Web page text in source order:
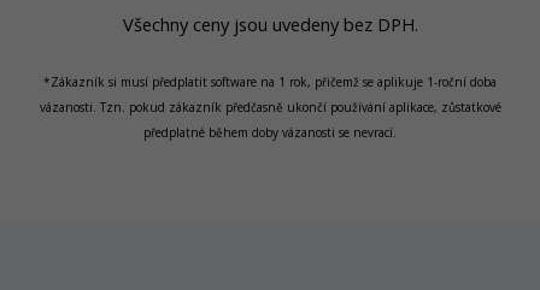
Všechny ceny jsou uvedeny bez DPH.
*Zákazník si musí předplatit software na 1 rok, přičemž se aplikuje 1-roční doba
vázanosti. Tzn. pokud zákazník předčasně ukončí používání aplikace, zůstatkové
předplatné během doby vázanosti se nevrací.